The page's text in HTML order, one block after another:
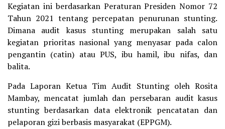
Kegiatan ini berdasarkan Peraturan Presiden Nomor 72
Tahun 2021 tentang percepatan penurunan stunting.
Dimana audit kasus stunting merupakan salah satu
kegiatan prioritas nasional yang menyasar pada calon
pengantin (catin) atau PUS, ibu hamil, ibu nifas, dan
balita.
Pada Laporan Ketua Tim Audit Stunting oleh Rosita
Mambay, mencatat jumlah dan persebaran audit kasus
stunting berdasarkan data elektronik pencatatan dan
pelaporan gizi berbasis masyarakat (EPPGM).